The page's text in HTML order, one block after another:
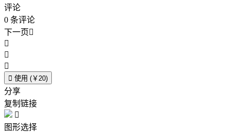
评论
0 条评论
下一页



 使用 (￥20)
分享
复制链接

图形选择